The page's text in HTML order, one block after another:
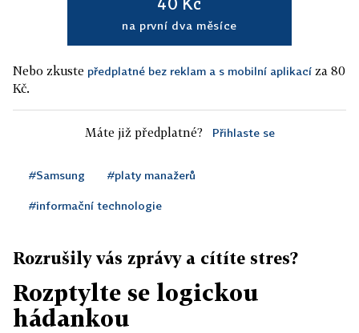
na první dva měsíce
Nebo zkuste předplatné bez reklam a s mobilní aplikací za 80
Kč.
Máte již předplatné? Přihlaste se
#Samsung #platy manažerů
#informační technologie
Rozrušily vás zprávy a cítíte stres?
Rozptylte se logickou
hádankou